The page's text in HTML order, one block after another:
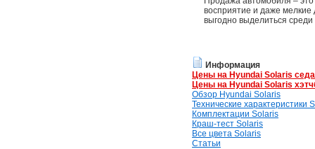
восприятие и даже
выгодно выделиться
Информация
Цены на Hyundai Solaris
Цены на Hyundai Solaris
Обзор Hyundai Solaris
Технические характеристики
Комплектации Solaris
Краш-тест Solaris
Все цвета Solaris
Статьи